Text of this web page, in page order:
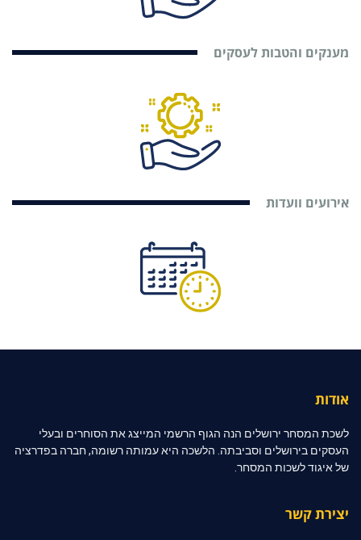
מענקים והטבות לעסקים
אירועים וועדות
אודות
לשכת המסחר ירושלים הנה הגוף הרשמי המייצג את הסוחרים ובעלי
העסקים בירושלים וסביבתה. הלשכה היא עמותה רשומה, חברה בפדרציה
של איגוד לשכות המסחר.
יצירת קשר